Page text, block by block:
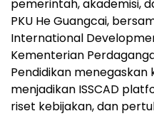
pemerintah, akademisi,
PKU He Guangcai,
International
Kementerian
Pendidikan
menjadikan ISSCAD
riset kebijakan, dan